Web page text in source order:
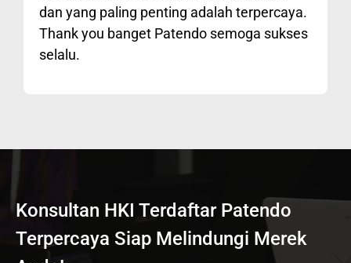
dan yang paling penting adalah terpercaya.
Thank you banget Patendo semoga sukses
selalu.
Konsultan HKI Terdaftar Patendo
Terpercaya Siap Melindungi Merek